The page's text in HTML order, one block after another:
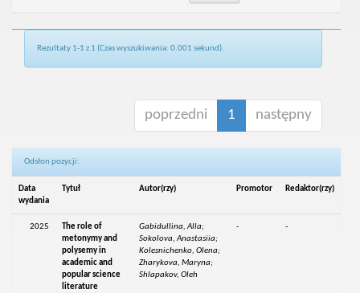
Rezultaty 1-1 z 1 (Czas wyszukiwania: 0.001 sekund).
poprzedni 1 następny
Odsłon pozycji:
Data
wydania
Tytuł Autor(rzy) Promotor Redaktor(rzy)
2025
The role of
metonymy and
polysemy in
academic and
popular science
literature
Gabidullina, Alla;
Sokolova, Anastasiia;
Kolesnichenko, Olena;
Zharykova, Maryna;
Shlapakov, Oleh
- -